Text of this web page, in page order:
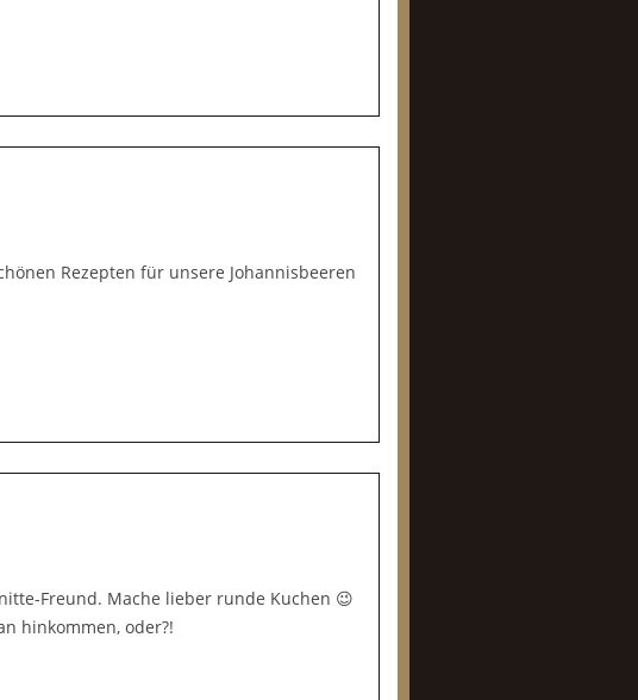
Rezepten für unsere Johannisbeeren
Freund. Mache lieber runde Kuchen 😉
hinkommen, oder?!